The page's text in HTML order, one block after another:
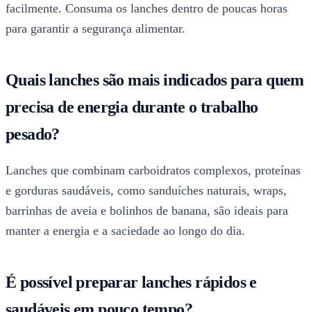
facilmente. Consuma os lanches dentro de poucas horas
para garantir a segurança alimentar.
Quais lanches são mais indicados para quem
precisa de energia durante o trabalho
pesado?
Lanches que combinam carboidratos complexos, proteínas
e gorduras saudáveis, como sanduíches naturais, wraps,
barrinhas de aveia e bolinhos de banana, são ideais para
manter a energia e a saciedade ao longo do dia.
É possível preparar lanches rápidos e